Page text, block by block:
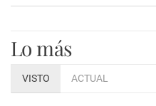
Lo más
VISTO ACTUAL